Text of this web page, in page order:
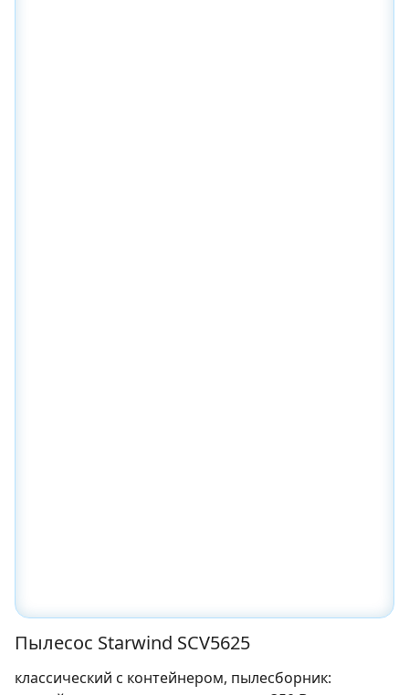
Пылесос Starwind SCV5625
классический с контейнером, пылесборник: